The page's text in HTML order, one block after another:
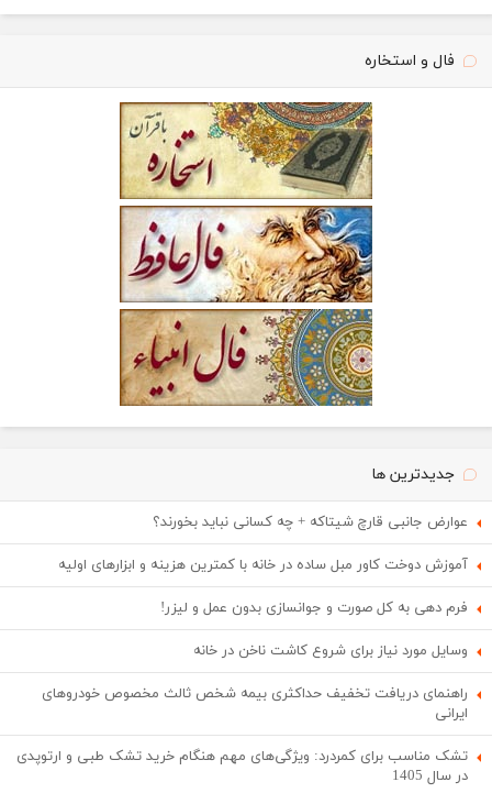
فال و استخاره
جدیدترین ها
عوارض جانبی قارچ شیتاکه + چه کسانی نباید بخورند؟
آموزش دوخت کاور مبل ساده در خانه با کمترین هزینه و ابزارهای اولیه
فرم دهی به کل صورت و جوانسازی بدون عمل و لیزر!
وسایل مورد نیاز برای شروع کاشت ناخن در خانه
راهنمای دریافت تخفیف حداکثری بیمه شخص ثالث مخصوص خودروهای
ایرانی
تشک مناسب برای کمردرد: ویژگی‌های مهم هنگام خرید تشک طبی و ارتوپدی
در سال 1405